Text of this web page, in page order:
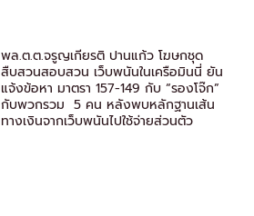
พล.ต.ต.จรูญเกียรติ ปานแก้ว โฆษกชุด
สืบสวนสอบสวน เว็บพนันในเครือมินนี่ ยัน
แจ้งข้อหา มาตรา 157-149 กับ “รองโจ๊ก”
กับพวกรวม 5 คน หลังพบหลักฐานเส้น
ทางเงินจากเว็บพนันไปใช้จ่ายส่วนตัว